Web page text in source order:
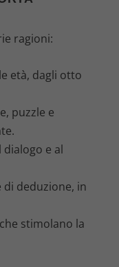
ragioni:
età, dagli otto
puzzle e
e al
di deduzione, in
stimolano la